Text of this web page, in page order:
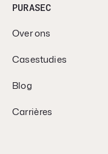
PURASEC
Over ons
Casestudies
Blog
Carrières